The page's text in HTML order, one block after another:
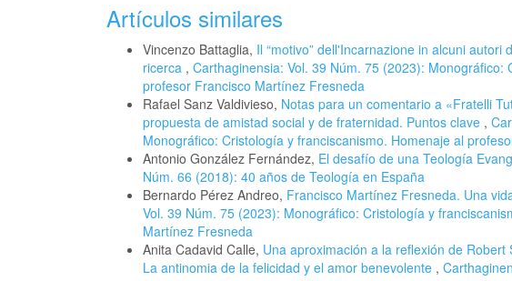
Artículos similares
Vincenzo Battaglia, Il “motivo” dell'Incarnazione in alcuni
ricerca , Carthaginensia: Vol. 39 Núm. 75 (2023):
profesor Francisco Martínez Fresneda
Rafael Sanz Valdivieso, Notas para un comentario a «Fratelli
propuesta de amistad social y de fraternidad. Puntos clave ,
Monográfico: Cristología y franciscanismo. Homenaje al
Antonio González Fernández, El desafío de una Teología
Núm. 66 (2018): 40 años de Teología en España
Bernardo Pérez Andreo, Francisco Martínez Fresneda. Una
Vol. 39 Núm. 75 (2023): Monográfico: Cristología y
Martínez Fresneda
Anita Cadavid Calle, Una aproximación a la reflexión de
La antinomia de la felicidad y el amor benevolente ,